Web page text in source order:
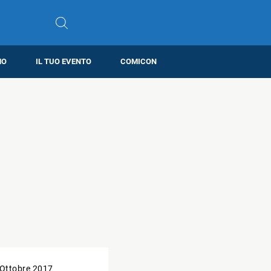
IL TUO EVENTO COMICON